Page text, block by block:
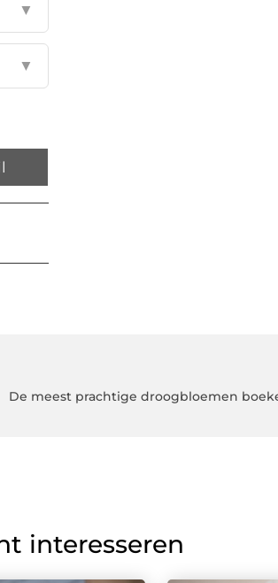
▼
▼
De meest prachtige droogbloemen
interesseren